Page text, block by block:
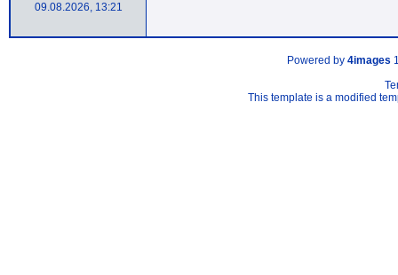
09.08.2026, 13:21
Powered by 4images
This template is a modified